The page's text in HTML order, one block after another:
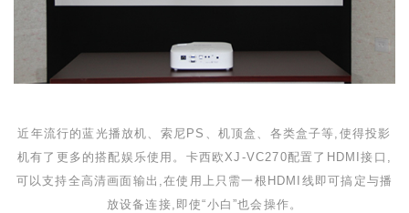
近年流行的蓝光播放机、索尼PS
、机顶盒、各类盒子等,使得投影
机有了更多的搭配娱乐使用。卡西欧 XJ-VC270配置了 HDMI接口,
可以支持全高清画面输出,在使用上只需一根 HDMI 线即可搞定与播
放设备连接,即使“小白”也会操作。